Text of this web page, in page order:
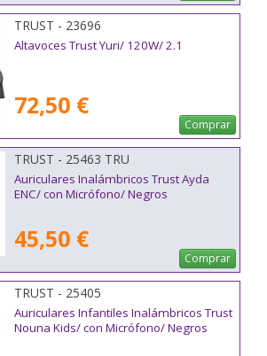
TRUST - 23696
Altavoces Trust Yuri/ 120W/ 2.1
72,50 €
Comprar
TRUST - 25463 TRU
Auriculares Inalámbricos Trust Ayda
ENC/ con Micrófono/ Negros
45,50 €
Comprar
TRUST - 25405
Auriculares Infantiles Inalámbricos Trust
Nouna Kids/ con Micrófono/ Negros